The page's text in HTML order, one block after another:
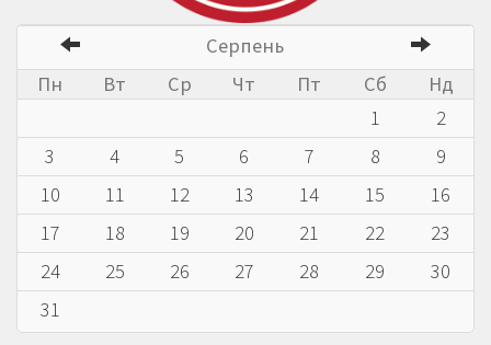
Серпень
Пн
Вт Ср Чт Пт Сб
Нд
1
2
3
4 5 6 7 8
9
10
11 12 13 14 15
16
17
18 19 20 21 22
23
24
25 26 27 28 29
30
31